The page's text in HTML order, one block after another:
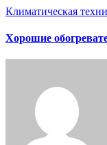
Климатическая
Хорошие